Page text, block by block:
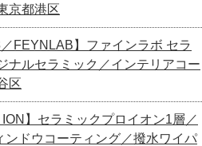
京都港区
FEYNLAB】ファインラボ セラ
ナルセラミック／インテリアコー
区
ION】セラミックプロイオン1層／
ンドウコーティング／撥水ワイパ